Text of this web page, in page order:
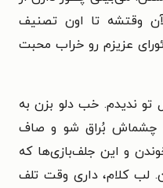
وقتشه تا اون تصنیف
عزیزم رو خراب محبت
تو ندیدم. خب دلو بزن به
چشماش بُراق شو و صاف
و این جلف‌بازی‌ها که
لب کلام، داری وقت تلف